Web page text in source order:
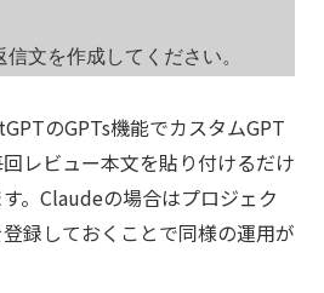
のGPTs機能でカスタムGPT
レビュー本文を貼り付けるだけ
。Claudeの場合はプロジェク
録しておくことで同様の運用が